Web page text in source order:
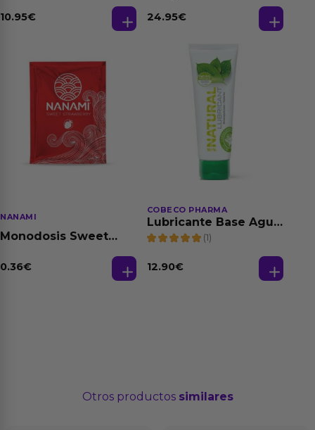
Dilatación Base Agua
10.95€ 24.95€
NANAMI
Monodosis Sweet
0.36€
COBECO PHARMA
Lubricante Base Agua
100% Natural 125 ml
(1)
12.90€
Otros productos similares